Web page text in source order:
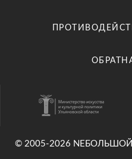
© 2005-2026 NEБОЛЬШОЙ